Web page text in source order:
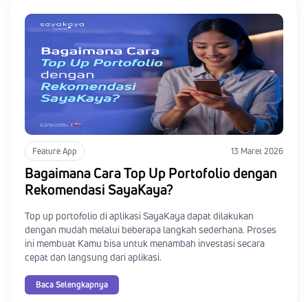
Feature App 13 Maret 2026
Bagaimana Cara Top Up Portofolio dengan
Rekomendasi SayaKaya?
Top up portofolio di aplikasi SayaKaya dapat dilakukan
dengan mudah melalui beberapa langkah sederhana. Proses
ini membuat Kamu bisa untuk menambah investasi secara
cepat dan langsung dari aplikasi.
Baca Selengkapnya